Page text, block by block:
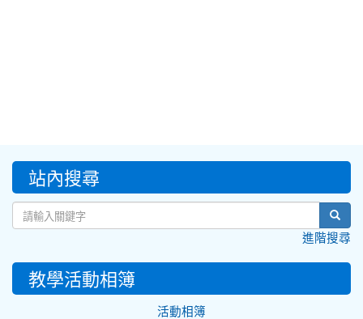
::: 站內搜尋
進階搜尋
教學活動相簿
活動相簿